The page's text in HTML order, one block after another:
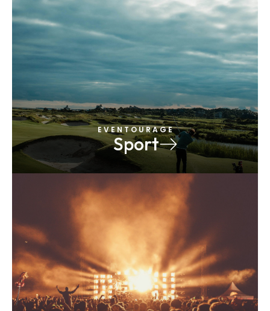
E V E N T O U R A G E
Sport